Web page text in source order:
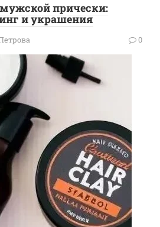
прически:
и украшения
0